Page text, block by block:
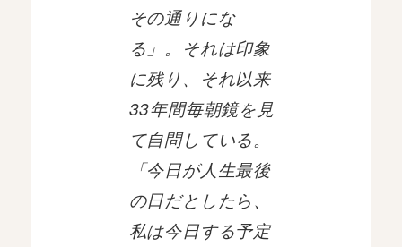
その通りにな
る」。それは印象
に残り、それ以来
33年間毎朝鏡を見
て自問している。
「今日が人生最後
の日だとしたら、
私は今日する予定